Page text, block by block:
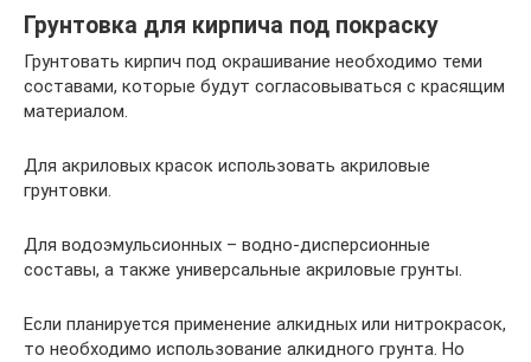
Грунтовка для кирпича под покраску
Грунтовать кирпич под окрашивание необходимо теми
составами, которые будут согласовываться с красящим
материалом.
Для акриловых красок использовать акриловые
грунтовки.
Для водоэмульсионных – водно-дисперсионные
составы, а также универсальные акриловые грунты.
Если планируется применение алкидных или нитрокрасок,
то необходимо использование алкидного грунта. Но